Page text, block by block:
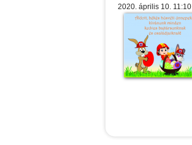
2020. április 10. 11:10